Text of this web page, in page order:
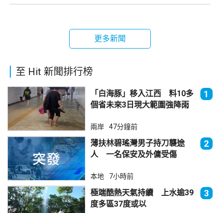
更多新聞
至 Hit 新聞排行榜
「白海豚」移入江西 料10多
個省未來3日現大範圍強降雨
1
兩岸 47分鐘前
薄扶林碧瑤灣男子持刀襲途
人 一名保安及外傭受傷
2
本地 7小時前
極端酷熱天氣持續 上水逾39
度多區37度或以
3